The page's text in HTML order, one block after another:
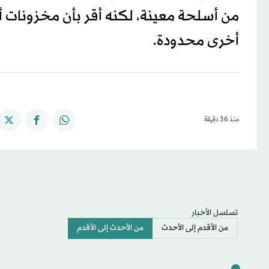
من أسلحة معينة، لكنه ‌أقر بأن
أخرى محدودة.
منذ 36 دقيقة
تسلسل الأخبار
من الأحدث إلى الأقدم
من الأقدم إلى الأحدث